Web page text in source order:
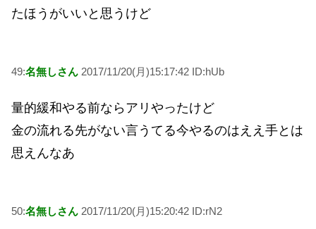
たほうがいいと思うけど
49:名無しさん 2017/11/20(月)15:17:42 ID:hUb
量的緩和やる前ならアリやったけど
金の流れる先がない言うてる今やるのはええ手とは
思えんなあ
50:名無しさん 2017/11/20(月)15:20:42 ID:rN2